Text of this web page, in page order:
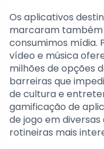
Os aplicativos
marcaram também
consumimos mídia.
vídeo e música
milhões de opções
barreiras que
de cultura e
gamificação de
de jogo em
rotineiras mais